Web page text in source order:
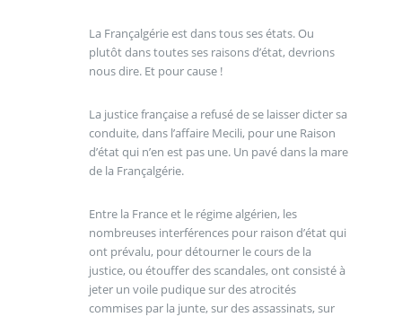
La Françalgérie est dans tous ses états. Ou
plutôt dans toutes ses raisons d’état, devrions
nous dire. Et pour cause !
La justice française a refusé de se laisser dicter sa
conduite, dans l’affaire Mecili, pour une Raison
d’état qui n’en est pas une. Un pavé dans la mare
de la Françalgérie.
Entre la France et le régime algérien, les
nombreuses interférences pour raison d’état qui
ont prévalu, pour détourner le cours de la
justice, ou étouffer des scandales, ont consisté à
jeter un voile pudique sur des atrocités
commises par la junte, sur des assassinats, sur